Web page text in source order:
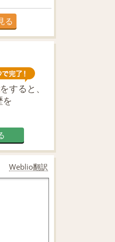
る
をすると、
を
Weblio翻訳